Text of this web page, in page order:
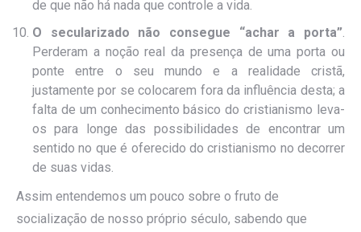
de que não há nada que controle a vida.
O secularizado não consegue “achar a porta”.
Perderam a noção real da presença de uma porta ou
ponte entre o seu mundo e a realidade cristã,
justamente por se colocarem fora da influência desta; a
falta de um conhecimento básico do cristianismo leva-
os para longe das possibilidades de encontrar um
sentido no que é oferecido do cristianismo no decorrer
de suas vidas.
Assim entendemos um pouco sobre o fruto de
socialização de nosso próprio século, sabendo que